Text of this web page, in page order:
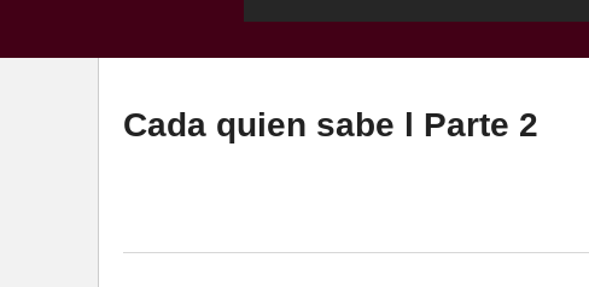
Cada quien sabe l Parte 2